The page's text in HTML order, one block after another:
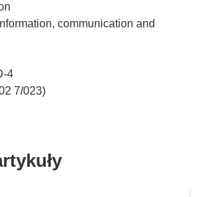
communication and
4
7/023)